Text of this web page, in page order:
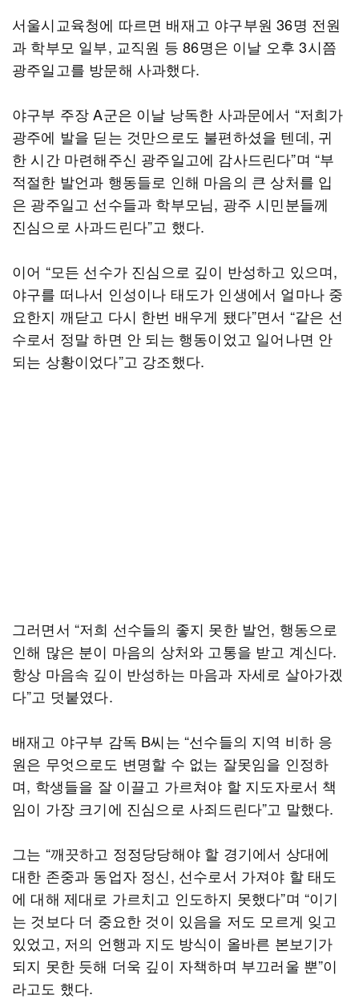
서울시교육청에 따르면 배재고 야구부원 36명 전원
과 학부모 일부, 교직원 등 86명은 이날 오후 3시쯤
광주일고를 방문해 사과했다.
야구부 주장 A군은 이날 낭독한 사과문에서 “저희가
광주에 발을 딛는 것만으로도 불편하셨을 텐데, 귀
한 시간 마련해주신 광주일고에 감사드린다”며 “부
적절한 발언과 행동들로 인해 마음의 큰 상처를 입
은 광주일고 선수들과 학부모님, 광주 시민분들께
진심으로 사과드린다”고 했다.
이어 “모든 선수가 진심으로 깊이 반성하고 있으며,
야구를 떠나서 인성이나 태도가 인생에서 얼마나 중
요한지 깨닫고 다시 한번 배우게 됐다”면서 “같은 선
수로서 정말 하면 안 되는 행동이었고 일어나면 안
되는 상황이었다”고 강조했다.
그러면서 “저희 선수들의 좋지 못한 발언, 행동으로
인해 많은 분이 마음의 상처와 고통을 받고 계신다.
항상 마음속 깊이 반성하는 마음과 자세로 살아가겠
다”고 덧붙였다.
배재고 야구부 감독 B씨는 “선수들의 지역 비하 응
원은 무엇으로도 변명할 수 없는 잘못임을 인정하
며, 학생들을 잘 이끌고 가르쳐야 할 지도자로서 책
임이 가장 크기에 진심으로 사죄드린다”고 말했다.
그는 “깨끗하고 정정당당해야 할 경기에서 상대에
대한 존중과 동업자 정신, 선수로서 가져야 할 태도
에 대해 제대로 가르치고 인도하지 못했다”며 “이기
는 것보다 더 중요한 것이 있음을 저도 모르게 잊고
있었고, 저의 언행과 지도 방식이 올바른 본보기가
되지 못한 듯해 더욱 깊이 자책하며 부끄러울 뿐”이
라고도 했다.